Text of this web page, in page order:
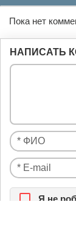
Пока нет
НАПИСАТЬ
Я нe